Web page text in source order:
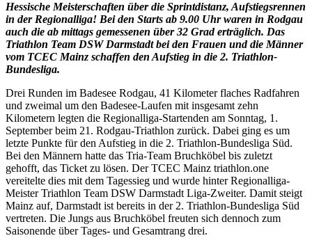
Hessische Meisterschaften über die Sprintdistanz, Aufstiegsrennen
in der Regionalliga! Bei den Starts ab 9.00 Uhr waren in Rodgau
auch die ab mittags gemessenen über 32 Grad erträglich. Das
Triathlon Team DSW Darmstadt bei den Frauen und die Männer
vom TCEC Mainz schaffen den Aufstieg in die 2. Triathlon-
Bundesliga.
Drei Runden im Badesee Rodgau, 41 Kilometer flaches Radfahren
und zweimal um den Badesee-Laufen mit insgesamt zehn
Kilometern legten die Regionalliga-Startenden am Sonntag, 1.
September beim 21. Rodgau-Triathlon zurück. Dabei ging es um
letzte Punkte für den Aufstieg in die 2. Triathlon-Bundesliga Süd.
Bei den Männern hatte das Tria-Team Bruchköbel bis zuletzt
gehofft, das Ticket zu lösen. Der TCEC Mainz triathlon.one
vereitelte dies mit dem Tagessieg und wurde hinter Regionalliga-
Meister Triathlon Team DSW Darmstadt Liga-Zweiter. Damit steigt
Mainz auf, Darmstadt ist bereits in der 2. Triathlon-Bundesliga Süd
vertreten. Die Jungs aus Bruchköbel freuten sich dennoch zum
Saisonende über Tages- und Gesamtrang drei.